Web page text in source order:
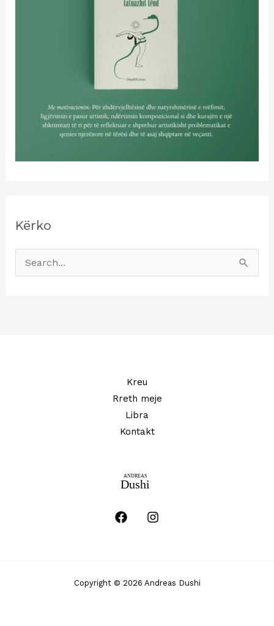
Kërko
Kreu
Rreth meje
Libra
Kontakt
Copyright © 2026 Andreas Dushi